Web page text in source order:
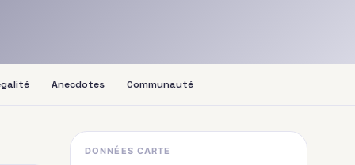
Anecdotes Communauté
DONNÉES CARTE